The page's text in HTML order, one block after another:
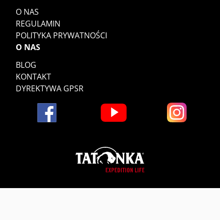
O NAS
REGULAMIN
POLITYKA PRYWATNOŚCI
O NAS
BLOG
KONTAKT
DYREKTYWA GPSR